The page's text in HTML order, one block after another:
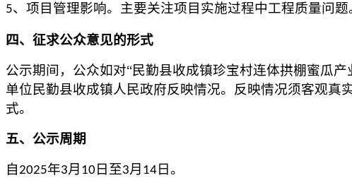
5、 项目管理影响。主要关注项目实施过程中工程质量问题
四、征求公众意见的形式
公示期间，公众如对“民勤县收成镇珍宝村连体拱棚蜜瓜产
单位 民勤县收成镇人民政府反映情况。反映情况须客观真
式。
五、公示周期
自2025年3月 10 日至3月 14 日。